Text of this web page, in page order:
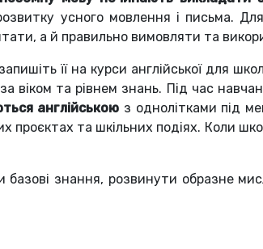
усного мовлення і письма.
а й правильно вимовляти та
її на курси англійської для
віком та рівнем знань. Під час
англійською з однолітками під
проєктах та шкільних подіях. Коли
знання, розвинути образне